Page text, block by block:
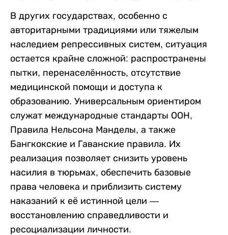
В других государствах, особенно с
авторитарными традициями или тяжелым
наследием репрессивных систем, ситуация
остается крайне сложной: распространены
пытки, перенаселённость, отсутствие
медицинской помощи и доступа к
образованию. Универсальным ориентиром
служат международные стандарты ООН,
Правила Нельсона Манделы, а также
Бангкокские и Гаванские правила. Их
реализация позволяет снизить уровень
насилия в тюрьмах, обеспечить базовые
права человека и приблизить систему
наказаний к её истинной цели —
восстановлению справедливости и
ресоциализации личности.